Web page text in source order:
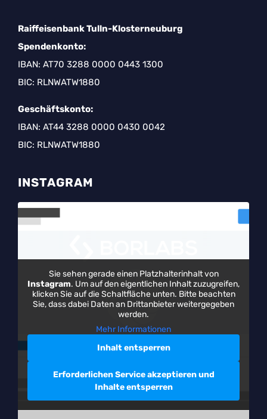
Raiffeisenbank Tulln-Klosterneuburg
Spendenkonto:
IBAN: AT70 3288 0000 0443 1300
BIC: RLNWATW1880
Geschäftskonto:
IBAN: AT44 3288 0000 0430 0042
BIC: RLNWATW1880
INSTAGRAM
Sie sehen gerade einen Platzhalterinhalt von
Instagram. Um auf den eigentlichen Inhalt zuzugreifen,
klicken Sie auf die Schaltfläche unten. Bitte beachten
Sie, dass dabei Daten an Drittanbieter weitergegeben
werden.
Mehr Informationen
Inhalt entsperren
Erforderlichen Service akzeptieren und
Inhalte entsperren